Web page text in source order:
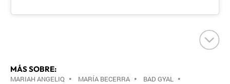
MÁS SOBRE:
MARIAH ANGELIQ • MARÍA BECERRA • BAD GYAL •